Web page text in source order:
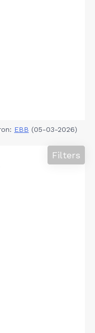
EBB (05-03-2026)
Filters